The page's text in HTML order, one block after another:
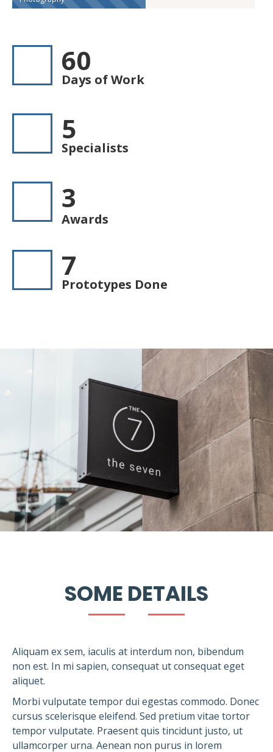
60
Days of Work
5
Specialists
3
Awards
7
Prototypes Done
SOME DETAILS
Aliquam ex sem, iaculis at interdum non, bibendum
non est. In mi sapien, consequat ut consequat eget
aliquet.
Morbi vulputate tempor dui egestas commodo. Donec
cursus scelerisque eleifend. Sed pretium vitae tortor
tempor vulputate. Praesent quis tincidunt justo, ut
ullamcorper urna. Aenean non purus in lorem